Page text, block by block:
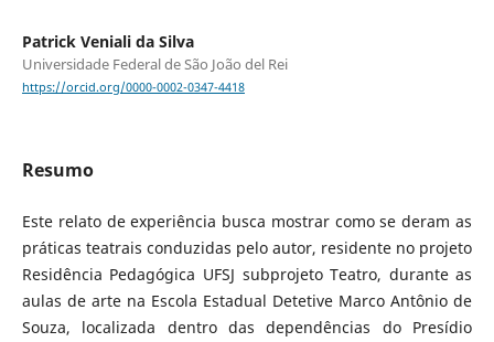
Patrick Veniali da Silva
Universidade Federal de São João del Rei
https://orcid.org/0000-0002-0347-4418
Resumo
Este relato de experiência busca mostrar como se deram as
práticas teatrais conduzidas pelo autor, residente no projeto
Residência Pedagógica UFSJ subprojeto Teatro, durante as
aulas de arte na Escola Estadual Detetive Marco Antônio de
Souza, localizada dentro das dependências do Presídio